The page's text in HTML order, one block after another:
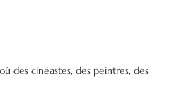
des cinéastes, des peintres, des